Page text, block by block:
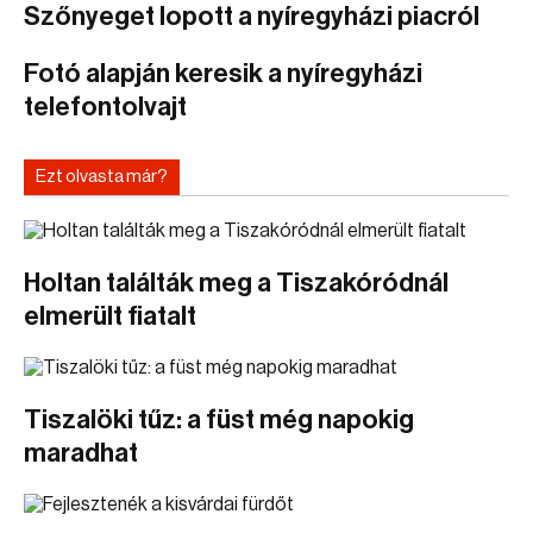
Szőnyeget lopott a nyíregyházi piacról
Fotó alapján keresik a nyíregyházi
telefontolvajt
Ezt olvasta már?
Holtan találták meg a Tiszakóródnál
elmerült fiatalt
Tiszalöki tűz: a füst még napokig
maradhat